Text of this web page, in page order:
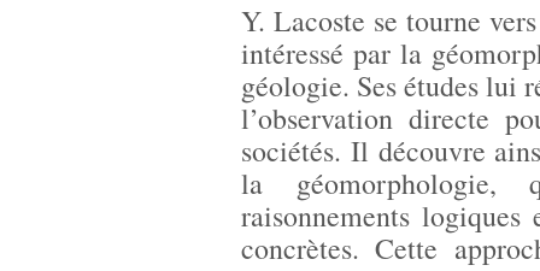
Y. Lacoste se tourne
intéressé par la
géologie. Ses études lui
l’observation directe
sociétés. Il découvre
la
raisonnements
concrètes. Cette